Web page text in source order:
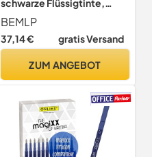
schwarze Flüssigtinte,
Tintenroller, schnell
trocknend, feine Spitze,
japanische Stifte,
Prüfung, Schreibwaren,
BEMLP
37,14 € gratis Versand
ZUM ANGEBOT